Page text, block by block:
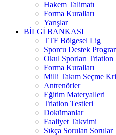
Hakem Talimatı
Forma Kuralları
Yarışlar
BİLGİ BANKASI
TTF Bölgesel Lig
Sporcu Destek
Okul Sporları Triatlon
Forma Kuralları
Milli Takım Seçme
Antrenörler
Eğitim Materyalleri
Triatlon Testleri
Dokümanlar
Faaliyet Takvimi
Sıkça Sorulan Sorular